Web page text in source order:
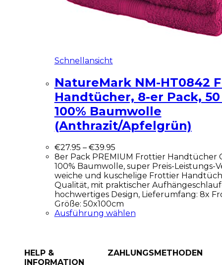
Schnellansicht
NatureMark NM-HT0842
Handtücher, 8-er Pack, 50
100% Baumwolle
(Anthrazit/Apfelgrün)
€27.95 – €39.95
8er Pack PREMIUM Frottier Handtücher
100% Baumwolle, super Preis-Leistungs-
weiche und kuschelige Frottier
Qualität, mit praktischer
hochwertiges Design, Lieferumfang: 8x
Größe: 50x100cm
Ausführung wählen
HELP &
INFORMATION
ZAHLUNGSMETHODEN